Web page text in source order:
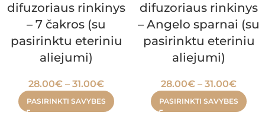
difuzoriaus rinkinys
– 7 čakros (su
pasirinktu eteriniu
aliejumi)
28.00€ – 31.00€
PASIRINKTI SAVYBES
difuzoriaus rinkinys
– Angelo sparnai (su
pasirinktu eteriniu
aliejumi)
28.00€ – 31.00€
PASIRINKTI SAVYBES